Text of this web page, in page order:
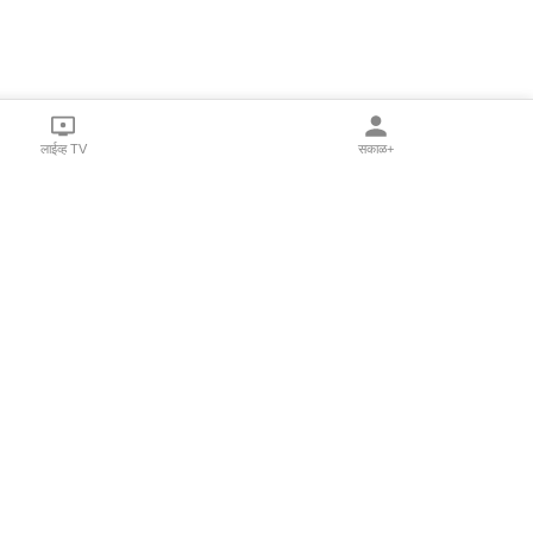
लाईव्ह TV सकाळ+